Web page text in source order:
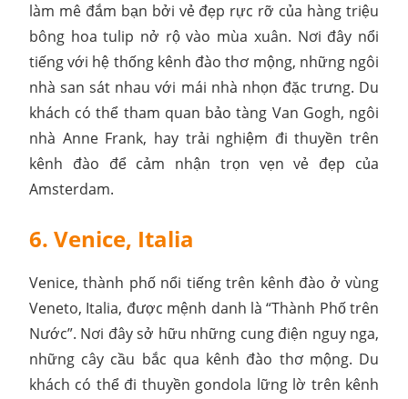
làm mê đắm bạn bởi vẻ đẹp rực rỡ của hàng triệu
bông hoa tulip nở rộ vào mùa xuân. Nơi đây nổi
tiếng với hệ thống kênh đào thơ mộng, những ngôi
nhà san sát nhau với mái nhà nhọn đặc trưng. Du
khách có thể tham quan bảo tàng Van Gogh, ngôi
nhà Anne Frank, hay trải nghiệm đi thuyền trên
kênh đào để cảm nhận trọn vẹn vẻ đẹp của
Amsterdam.
6. Venice, Italia
Venice, thành phố nổi tiếng trên kênh đào ở vùng
Veneto, Italia, được mệnh danh là “Thành Phố trên
Nước”. Nơi đây sở hữu những cung điện nguy nga,
những cây cầu bắc qua kênh đào thơ mộng. Du
khách có thể đi thuyền gondola lững lờ trên kênh